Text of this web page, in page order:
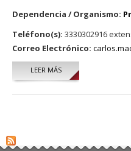
Dependencia / Organismo:
Teléfono(s): 3330302916
Correo Electrónico:
LEER MÁSSOBRE CARLOS